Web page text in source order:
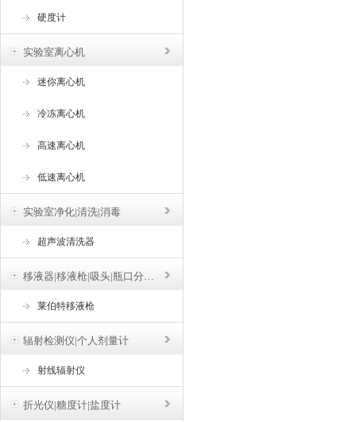
硬度计
实验室离心机
迷你离心机
冷冻离心机
高速离心机
低速离心机
实验室净化|清洗|消毒
超声波清洗器
移液器|移液枪|吸头|瓶口分液器
莱伯特移液枪
辐射检测仪|个人剂量计
射线辐射仪
折光仪|糖度计|盐度计